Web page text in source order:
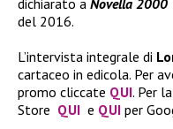
dichiarato a Novella 2000
del 2016.
L’intervista integrale di
cartaceo in edicola. Per
promo cliccate QUI. Per
Store QUI e QUI per